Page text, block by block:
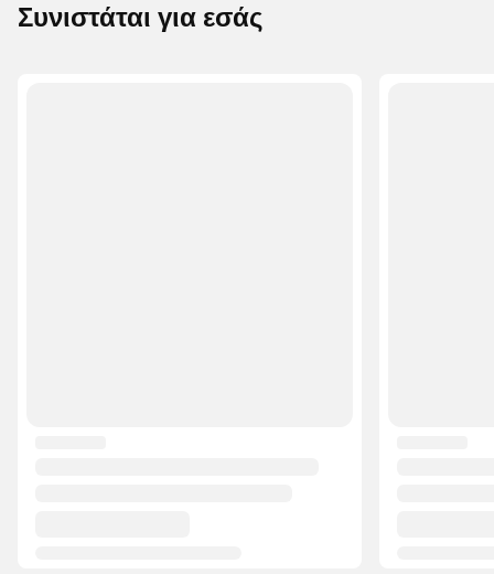
Συνιστάται για εσάς